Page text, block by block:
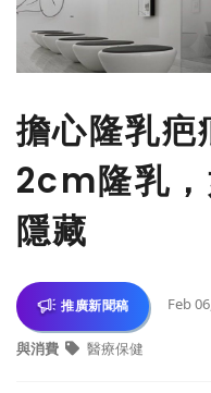
擔心隆乳疤
2cm隆乳
隱藏
推廣新聞稿 Feb
與消費 醫療保健